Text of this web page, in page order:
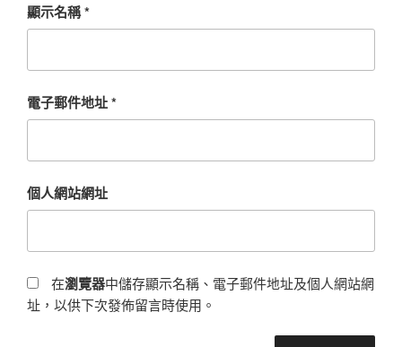
顯示名稱*
電子郵件地址*
個人網站網址
在瀏覽器中儲存顯示名稱、電子郵件地址及個人網站網
址，以供下次發佈留言時使用。